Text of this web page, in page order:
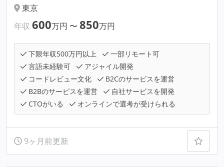
東京
年収 600万円 〜 850万円
下限年収500万円以上
一部リモート可
言語未経験可
アジャイル開発
コードレビュー文化
B2Cのサービスを運営
B2Bのサービスを運営
自社サービスを開発
CTOがいる
オンラインで選考が受けられる
9ヶ月前更新